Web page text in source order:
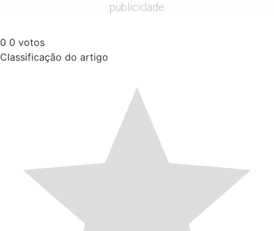
publicidade
0 0 votos
Classificação do artigo